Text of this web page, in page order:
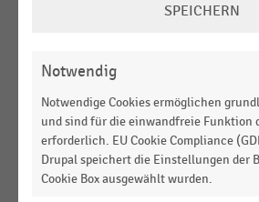
|STATISTIK
BUCHHANDEL
Umsatzanteil von E-Books
Publikumsbuchmarkt in
Untersuchungszeiträumen
BUCHHANDEL|STATISTIK
SPEICHERN
Notwendig
Notwendige Cookies ermöglichen
und sind für die einwandfreie Funktion
erforderlich. EU Cookie Compliance
Drupal speichert die Einstellungen der
Cookie Box ausgewählt wurden.